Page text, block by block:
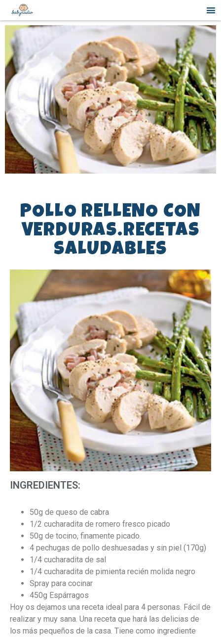
POLLO RELLENO CON
VERDURAS.RECETAS
SALUDABLES
INGREDIENTES:
50g de queso de cabra
1/2 cucharadita de romero fresco picado
50g de tocino, finamente picado.
4 pechugas de pollo deshuesadas y sin piel (170g)
1/4 cucharadita de sal
1/4 cucharadita de pimienta recién molida negro
Spray para cocinar
450g Espárragos
Hoy os dejamos una receta ideal para 4 personas. Fácil de
realizar y muy sana. Una receta que hará las delicias de
los más pequeños de la casa. Tiene como ingrediente